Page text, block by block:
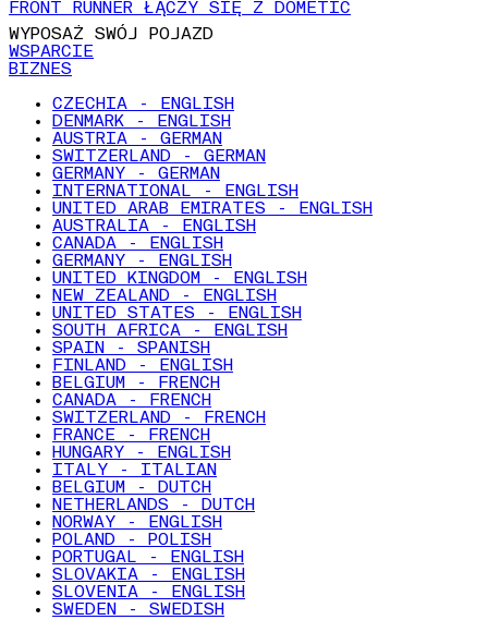
WYPOSAŻ SWÓJ POJAZD
WSPARCIE
BIZNES
CZECHIA - ENGLISH
DENMARK - ENGLISH
AUSTRIA - GERMAN
SWITZERLAND - GERMAN
GERMANY - GERMAN
INTERNATIONAL - ENGLISH
UNITED ARAB EMIRATES - ENGLISH
AUSTRALIA - ENGLISH
CANADA - ENGLISH
GERMANY - ENGLISH
UNITED KINGDOM - ENGLISH
NEW ZEALAND - ENGLISH
UNITED STATES - ENGLISH
SOUTH AFRICA - ENGLISH
SPAIN - SPANISH
FINLAND - ENGLISH
BELGIUM - FRENCH
CANADA - FRENCH
SWITZERLAND - FRENCH
FRANCE - FRENCH
HUNGARY - ENGLISH
ITALY - ITALIAN
BELGIUM - DUTCH
NETHERLANDS - DUTCH
NORWAY - ENGLISH
POLAND - POLISH
PORTUGAL - ENGLISH
SLOVAKIA - ENGLISH
SLOVENIA - ENGLISH
SWEDEN - SWEDISH